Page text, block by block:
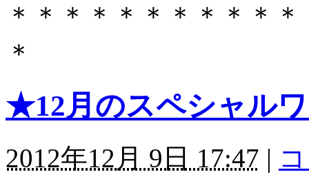
＊＊＊＊＊＊＊＊＊＊
＊
★12月のスペシャル
2012年12月 9日 17:47 |